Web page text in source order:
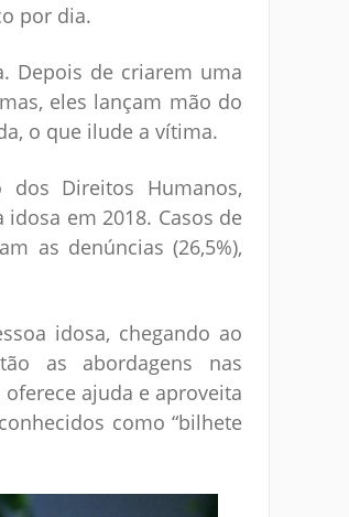
por dia.
Depois de criarem uma
eles lançam mão do
o que ilude a vítima.
Direitos Humanos,
em 2018. Casos de
as denúncias (26,5%),
idosa, chegando ao
as abordagens nas
ajuda e aproveita
como “bilhete